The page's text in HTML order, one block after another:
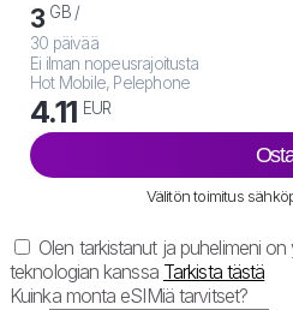
3 GB /
30 päivää
Ei ilman nopeusrajoitusta
Hot Mobile, Pelephone
4.11 EUR
Välitön toimitus
Olen tarkistanut ja puhelimeni
teknologian kanssa Tarkista tästä
Kuinka monta eSIMiä tarvitset?